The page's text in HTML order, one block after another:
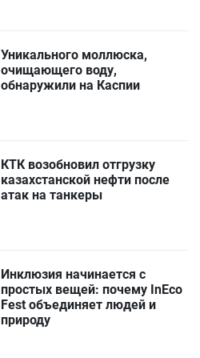
Уникального моллюска,
очищающего воду,
обнаружили на Каспии
КТК возобновил отгрузку
казахстанской нефти после
атак на танкеры
Инклюзия начинается с
простых вещей: почему InEco
Fest объединяет людей и
природу